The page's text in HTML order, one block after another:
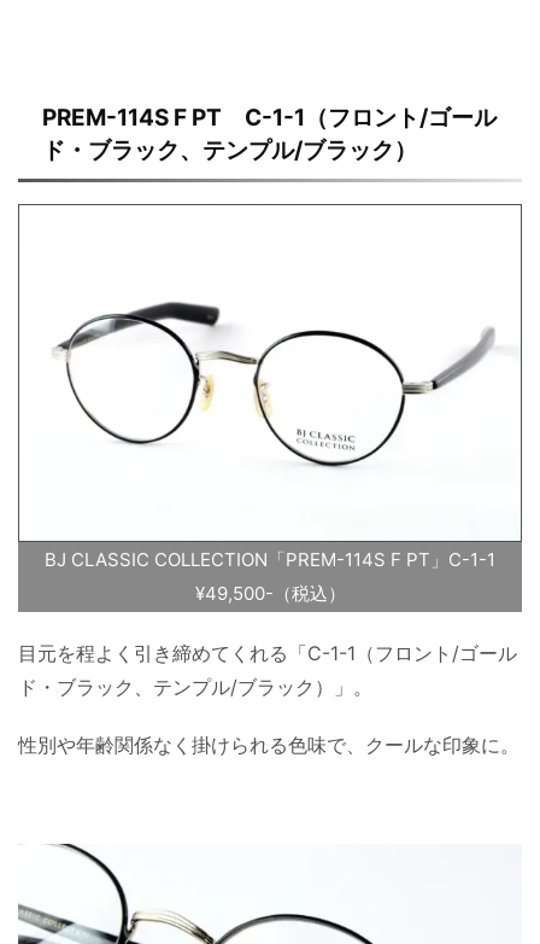
PREM-114S F PT C-1-1（フロント/ゴール
ド・ブラック、テンプル/ブラック）
BJ CLASSIC COLLECTION「PREM-114S F PT」C-1-1
¥49,500-（税込）
目元を程よく引き締めてくれる「C-1-1（フロント/ゴール
ド・ブラック、テンプル/ブラック）」。
性別や年齢関係なく掛けられる色味で、クールな印象に。